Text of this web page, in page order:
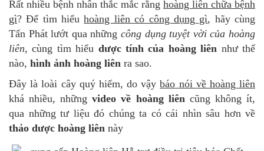
Rất nhiều bệnh nhân thắc mắc rằng hoàng liên chữa bệnh
gì? Để tìm hiểuhoàng liên có công dụng gì, hãy cùng
Tấn Phát lướt qua những công dụng tuyệt vời của hoàng
liên, cùng tìm hiểu dược tính của hoàng liên như thế
nào, hình ảnh hoàng liên ra sao.
Đây là loài cây quý hiếm, do vậybáo nói về hoàng liên
khá nhiều, nhữngvideo về hoàng liêncũng không ít,
qua những tư liệu đó chúng ta có cái nhìn sâu hơn về
thảo dược hoàng liên này